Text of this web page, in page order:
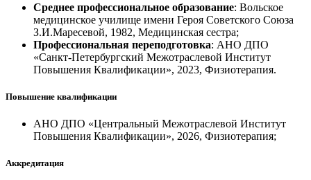
Среднее профессиональное образование: Вольское
медицинское училище имени Героя Советского Союза
З.И.Маресевой, 1982, Медицинская сестра;
Профессиональная переподготовка: АНО ДПО
«Санкт-Петербургский Межотраслевой Институт
Повышения Квалификации», 2023, Физиотерапия.
Повышение квалификации
АНО ДПО «Центральный Межотраслевой Институт
Повышения Квалификации», 2026, Физиотерапия;
Аккредитация